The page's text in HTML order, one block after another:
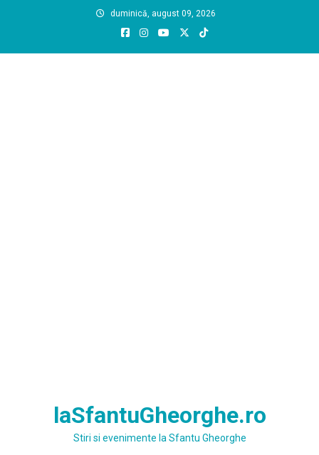
duminică, august 09, 2026
laSfantuGheorghe.ro
Stiri si evenimente la Sfantu Gheorghe